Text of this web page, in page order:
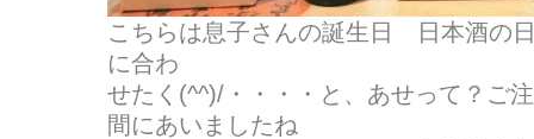
こちらは息子さんの誕生日 日本酒の
に合わ
せたく(^^)/・・・・と、あせって？ご
間にあいましたね